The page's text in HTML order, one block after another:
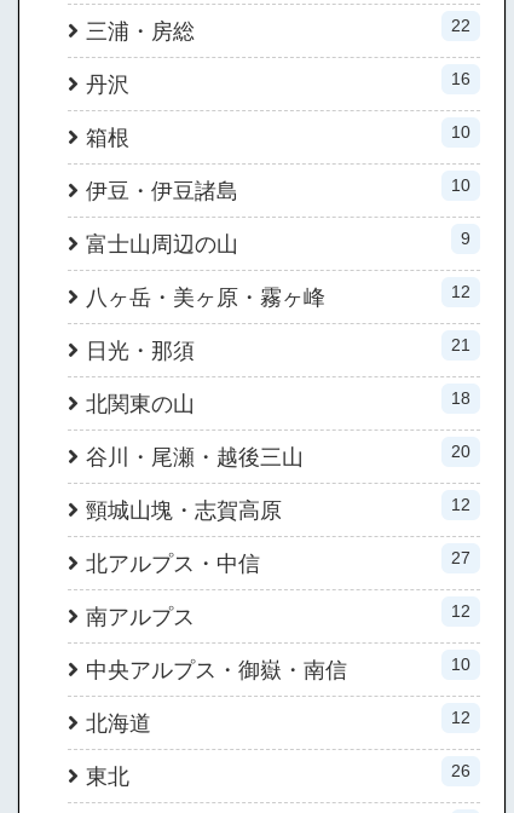
三浦・房総 22
丹沢 16
箱根 10
伊豆・伊豆諸島 10
富士山周辺の山 9
八ヶ岳・美ヶ原・霧ヶ峰 12
日光・那須 21
北関東の山 18
谷川・尾瀬・越後三山 20
頸城山塊・志賀高原 12
北アルプス・中信 27
南アルプス 12
中央アルプス・御嶽・南信 10
北海道 12
東北 26